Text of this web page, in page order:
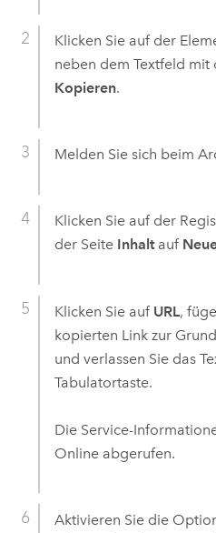
Klicken Sie auf der
neben dem Textfeld mit
Kopieren.
Melden Sie sich beim
Klicken Sie auf der
der Seite Inhaltauf
Klicken Sie auf URL,
kopierten Link zur
und verlassen Sie das
Tabulatortaste.
Die Service-
Onlineabgerufen.
Aktivieren Sie die